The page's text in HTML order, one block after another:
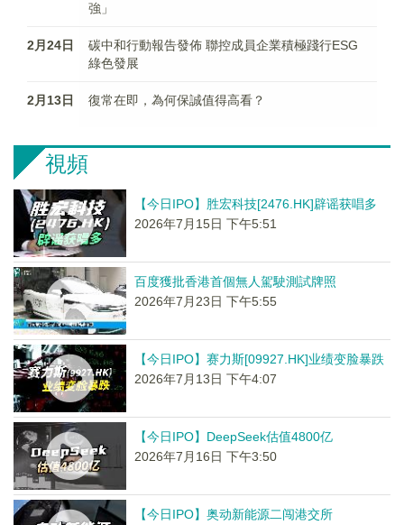
強」
2月24日
碳中和行動報告發佈 聯控成員企業積極踐行ESG
綠色發展
2月13日 復常在即，為何保誠值得高看？
視頻
【今日IPO】胜宏科技[2476.HK]辟谣获唱多
2026年7月15日 下午5:51
百度獲批香港首個無人駕駛測試牌照
2026年7月23日 下午5:55
【今日IPO】赛力斯[09927.HK]业绩变脸暴跌
2026年7月13日 下午4:07
【今日IPO】DeepSeek估值4800亿
2026年7月16日 下午3:50
【今日IPO】奥动新能源二闯港交所